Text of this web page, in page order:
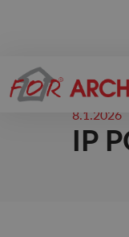
8.1.2026
IP